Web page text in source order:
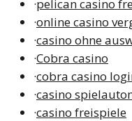
·pelican casino
·online casino
·casino ohne
·Cobra casino
·cobra casino
·casino
·casino freispiele